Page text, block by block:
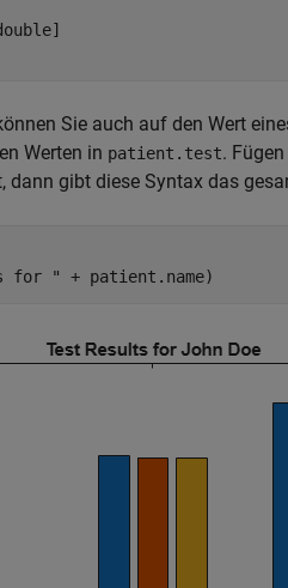
Sie auch auf den Wert
Werten in patient.test.
dann gibt diese Syntax das
for " + patient.name)